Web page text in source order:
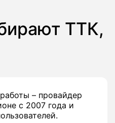
ТТК,
– провайдер
с 2007 года и